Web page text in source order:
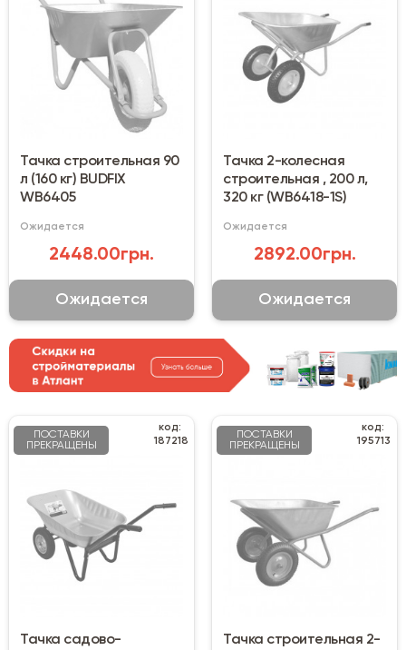
Тачка строительная 90
л (160 кг) BUDFIX
WB6405
Ожидается
2448.00грн.
Ожидается
Тачка 2-колесная
строительная , 200 л,
320 кг (WB6418-1S)
Ожидается
2892.00грн.
Ожидается
ПОСТАВКИ
ПРЕКРАЩЕНЫ
код:
187218
Тачка садово-
ПОСТАВКИ
ПРЕКРАЩЕНЫ
код:
195713
Тачка строительная 2-